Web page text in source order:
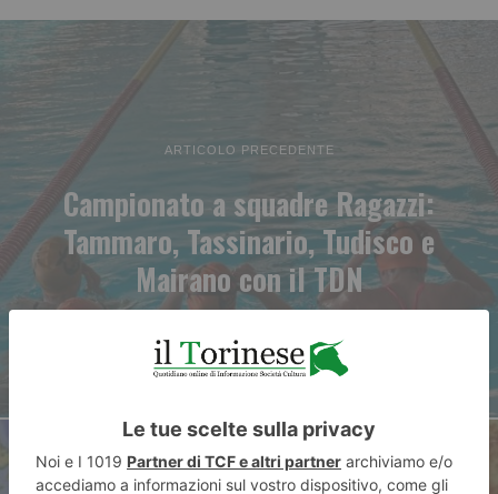
ARTICOLO PRECEDENTE
Campionato a squadre Ragazzi:
Tammaro, Tassinario, Tudisco e
Mairano con il TDN